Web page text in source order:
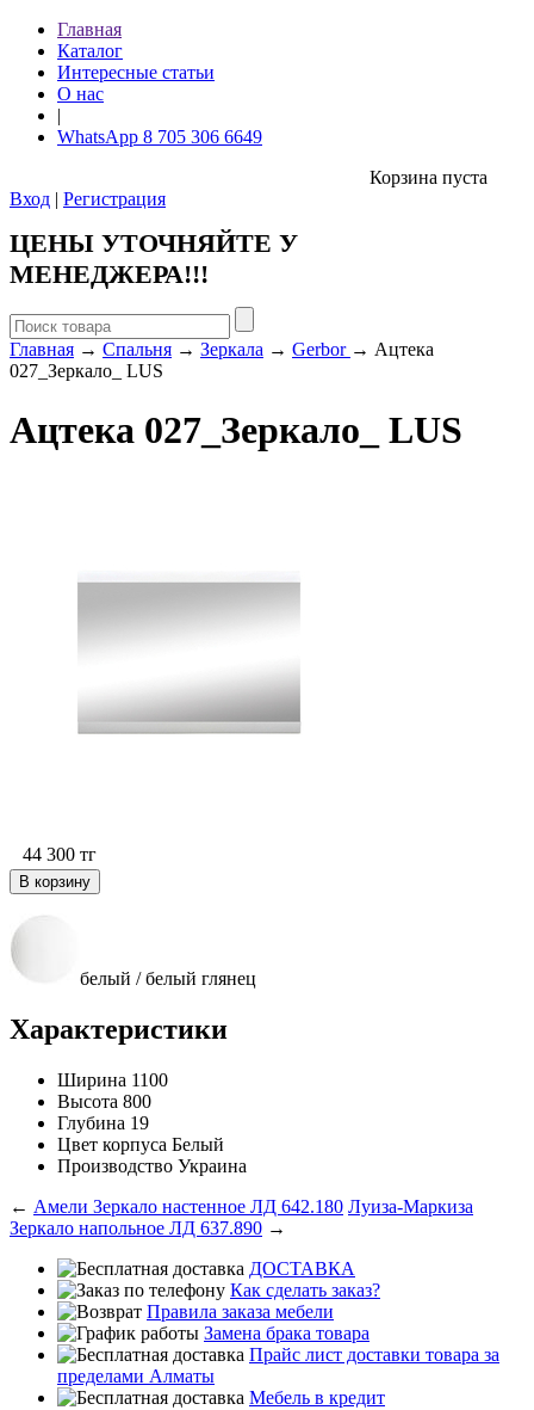
Главная
Каталог
Интересные статьи
О нас
|
WhatsApp 8 705 306 6649
Корзина пуста
Вход | Регистрация
ЦЕНЫ УТОЧНЯЙТЕ У
МЕНЕДЖЕРА!!!
Главная → Спальня → Зеркала → Gerbor → Ацтека
027_Зеркало_ LUS
Ацтека 027_Зеркало_ LUS
44 300 тг
В корзину
белый / белый глянец
Характеристики
Ширина 1100
Высота 800
Глубина 19
Цвет корпуса Белый
Производство Украина
← Амели Зеркало настенное ЛД 642.180 Луиза-Маркиза
Зеркало напольное ЛД 637.890 →
ДОСТАВКА
Как сделать заказ?
Правила заказа мебели
Замена брака товара
Прайс лист доставки товара за
пределами Алматы
Мебель в кредит